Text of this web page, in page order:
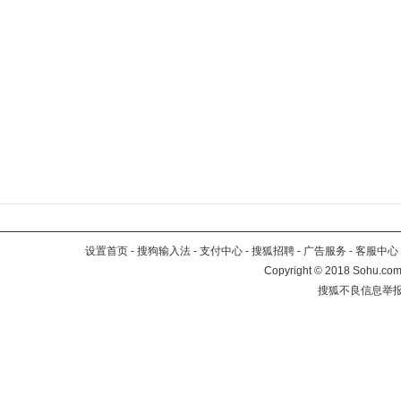
设置首页 - 搜狗输入法 - 支付中心 - 搜狐招聘 - 广告服务 - 客服中心
Copyright©2018
搜狐不良信息举